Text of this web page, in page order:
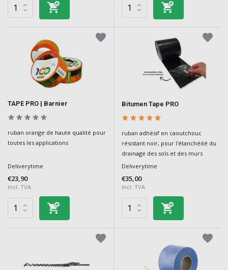
TAPE PRO | Barnier
ruban orange de haute qualité pour
toutes les applications
Deliverytime
€23,90
Incl. TVA
Bitumen Tape PRO
ruban adhésif en caoutchouc
résistant noir, pour l'étanchéité du
drainage des sols et des murs
Deliverytime
€35,00
Incl. TVA